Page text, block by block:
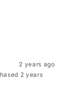
2 years ago
2 years